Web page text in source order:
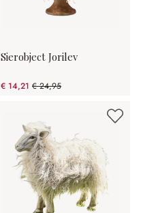
Sierobject Jorilev
€ 14,21 € 24,95
(43.05% gespart)